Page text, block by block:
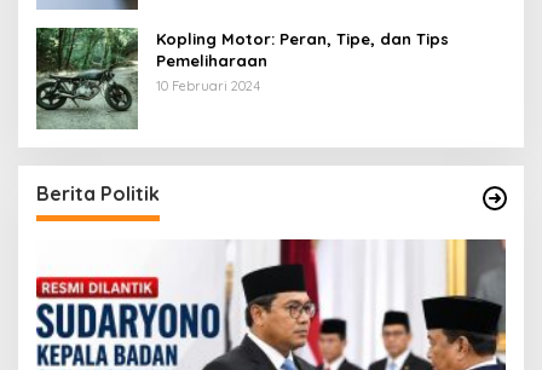
Kopling Motor: Peran, Tipe, dan Tips
Pemeliharaan
10 Februari 2024
Berita Politik